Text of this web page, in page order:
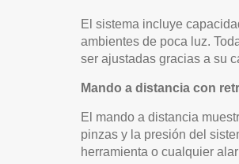
El sistema incluye
ambientes de poca luz.
ser ajustadas gracias a su
Mando a distancia con
El mando a distancia
pinzas y la presión del
herramienta o cualquier